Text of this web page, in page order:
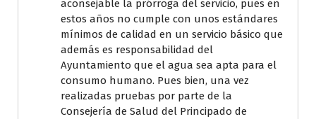
aconsejable la prórroga del servicio, pues en
estos años no cumple con unos estándares
mínimos de calidad en un servicio básico que
además es responsabilidad del
Ayuntamiento que el agua sea apta para el
consumo humano. Pues bien, una vez
realizadas pruebas por parte de la
Consejería de Salud del Principado de